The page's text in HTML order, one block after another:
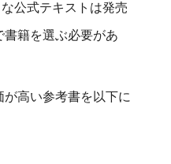
公式テキストは発売
書籍を選ぶ必要があ
高い参考書を以下に